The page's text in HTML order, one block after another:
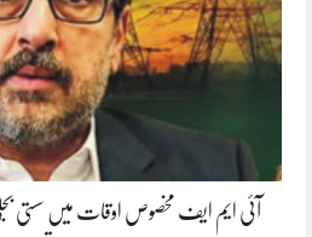
آئی ایم ایف مخصوص اوقات میں سستی